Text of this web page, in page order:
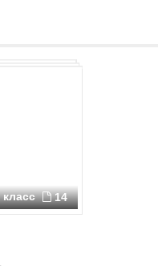
класс 14